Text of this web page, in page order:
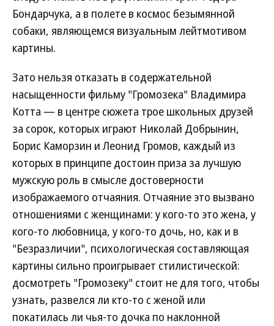
Бондарчука, а в полете в космос безымянной
собаки, являющемся визуальным лейтмотивом
картины.
Зато нельзя отказать в содержательной
насыщенности фильму "Громозека" Владимира
Котта — в центре сюжета трое школьных друзей
за сорок, которых играют Николай Добрынин,
Борис Каморзин и Леонид Громов, каждый из
которых в принципе достоин приза за лучшую
мужскую роль в смысле достоверности
изображаемого отчаяния. Отчаяние это вызвано
отношениями с женщинами: у кого-то это жена, у
кого-то любовница, у кого-то дочь, но, как и в
"Безразличии", психологическая составляющая
картины сильно проигрывает стилистической:
досмотреть "Громозеку" стоит не для того, чтобы
узнать, развелся ли кто-то с женой или
покатилась ли чья-то дочка по наклонной